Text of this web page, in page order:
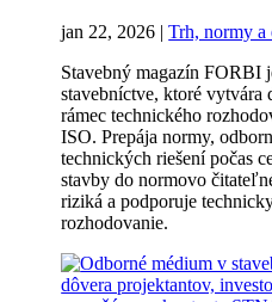
jan 22, 2026 |Trh, normy a
Stavebný magazín FORBI
stavebníctve, ktoré vytvára
rámec technického
ISO. Prepája normy,
technických riešení počas
stavby do normovo
riziká a podporuje
rozhodovanie.